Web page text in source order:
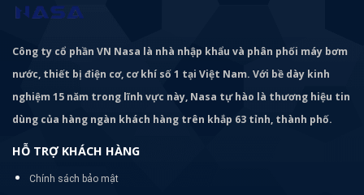
Công ty cổ phần VN Nasa là nhà nhập khẩu và phân phối máy bơm
nước, thiết bị điện cơ, cơ khí số 1 tại Việt Nam. Với bề dày kinh
nghiệm 15 năm trong lĩnh vực này, Nasa tự hào là thương hiệu tin
dùng của hàng ngàn khách hàng trên khắp 63 tỉnh, thành phố.
HỖ TRỢ KHÁCH HÀNG
Chính sách bảo mật